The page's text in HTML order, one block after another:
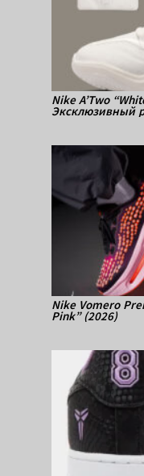
Nike A’Two
Эксклюзивный
Nike Vomero
Pink” (2026)